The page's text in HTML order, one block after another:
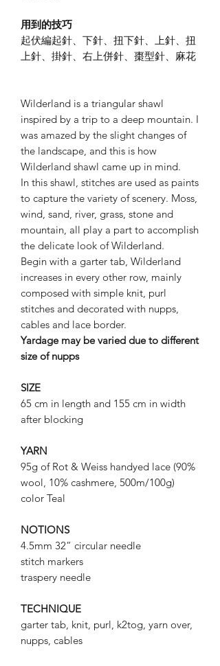
用到的技巧
起伏編起針、下針、扭下針、上針、扭
上針、掛針、右上併針、棗型針、麻花
Wilderland is a triangular shawl
inspired by a trip to a deep mountain. I
was amazed by the slight changes of
the landscape, and this is how
Wilderland shawl came up in mind.
In this shawl, stitches are used as paints
to capture the variety of scenery. Moss,
wind, sand, river, grass, stone and
mountain, all play a part to accomplish
the delicate look of Wilderland.
Begin with a garter tab, Wilderland
increases in every other row, mainly
composed with simple knit, purl
stitches and decorated with nupps,
cables and lace border.
Yardage may be varied due to different
size of nupps
SIZE
65 cm in length and 155 cm in width
after blocking
YARN
95g of Rot & Weiss handyed lace (90%
wool, 10% cashmere, 500m/100g)
color Teal
NOTIONS
4.5mm 32” circular needle
stitch markers
traspery needle
TECHNIQUE
garter tab, knit, purl, k2tog, yarn over,
nupps, cables